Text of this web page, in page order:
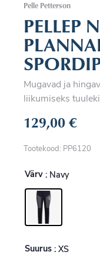
Pelle Petterson
PELLEP
Mugavad ja
liikumiseks
129,00€
Tootekood: PP6120
Värv : Navy
Suurus : XS